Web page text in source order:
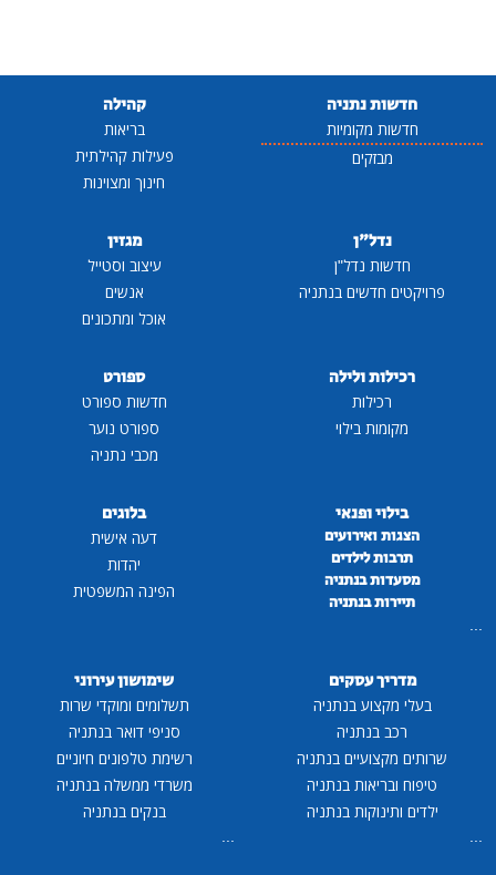
חדשות נתניה
חדשות מקומיות
מבזקים
קהילה
בריאות
פעילות קהילתית
חינוך ומצוינות
נדל"ן
חדשות נדל"ן
פרויקטים חדשים בנתניה
מגזין
עיצוב וסטייל
אנשים
אוכל ומתכונים
רכילות ולילה
רכילות
מקומות בילוי
ספורט
חדשות ספורט
ספורט נוער
מכבי נתניה
בילוי ופנאי
הצגות ואירועים
תרבות לילדים
מסעדות בנתניה
תיירות בנתניה
...
בלוגים
דעה אישית
יהדות
הפינה המשפטית
מדריך עסקים
בעלי מקצוע בנתניה
רכב בנתניה
שרותים מקצועיים בנתניה
טיפוח ובריאות בנתניה
ילדים ותינוקות בנתניה
...
שימושון עירוני
תשלומים ומוקדי שרות
סניפי דואר בנתניה
רשימת טלפונים חיוניים
משרדי ממשלה בנתניה
בנקים בנתניה
...